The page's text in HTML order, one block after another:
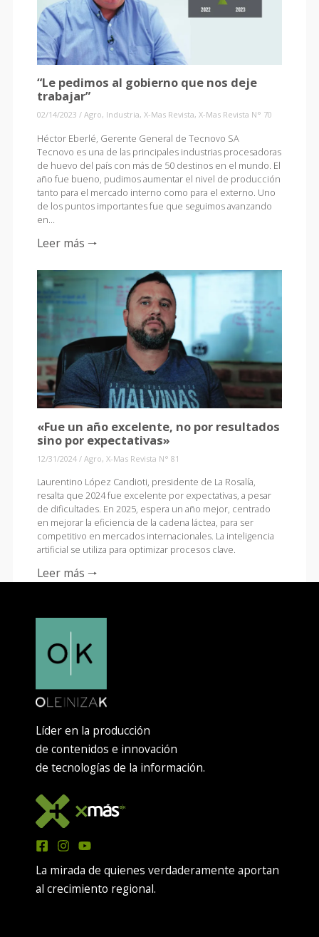
“Le pedimos al gobierno que nos deje
trabajar”
02/14/2023 / Agro, Industria, X-Mas Revista, X-Mas Revista N° 70
Héctor Eberlé, Gerente General de Tecnovo SA
Tecnovo es una de las principales industrias procesadoras
de huevo del país con más de 50 destinos en el mundo. El
año fue bueno, pudimos aumentar el nivel de producción
tanto para el mercado interno como para el externo. Uno
de los puntos importantes fue que seguimos avanzando
en…
Leer más 🠒
«Fue un año excelente, no por resultados
sino por expectativas»
12/31/2024 / Agro, X-Mas Revista N° 81
Laurentino López Candioti, presidente de La Rosalía,
resalta que 2024 fue excelente por expectativas, a pesar
de dificultades. En 2025, espera un año mejor, centrado
en mejorar la eficiencia de la cadena láctea, para ser
competitivo en mercados internacionales. La inteligencia
artificial se utiliza para optimizar procesos clave.
Leer más 🠒
Líder en la producción
de contenidos e innovación
de tecnologías de la información.
La mirada de quienes verdaderamente aportan
al crecimiento regional.